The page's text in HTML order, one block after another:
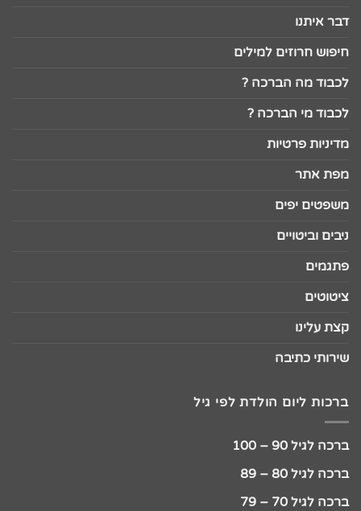
דבר איתנו
חיפוש חרוזים למילים
לכבוד מה הברכה ?
לכבוד מי הברכה ?
מדיניות פרטיות
מפת אתר
משפטים יפים
ניבים וביטויים
פתגמים
ציטוטים
קצת עלינו
שירותי כתיבה
ברכות ליום הולדת לפי גיל
ברכה לגיל 90 – 100
ברכה לגיל 80 – 89
ברכה לגיל 70 – 79